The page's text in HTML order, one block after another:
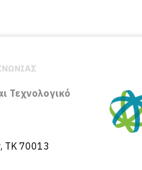
Τεχνολογικό
ΤΚ 70013